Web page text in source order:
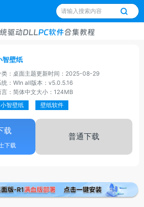
驱动DLLPC软件合集教程
智壁纸
类：桌面主题更新时间：2025-08-29
统：WIn all版本：v5.0.5.16
言：简体中文大小：124MB
小智壁纸
壁纸软件
载
下载
普通下载